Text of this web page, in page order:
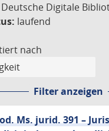
Digitale
laufend
nach
Filter anzeigen
Ms. jurid. 391 –